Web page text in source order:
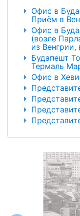
Офис в
Приём в
Офис в
(возле
из Венгрии,
Будапешт
Термаль
Офис в